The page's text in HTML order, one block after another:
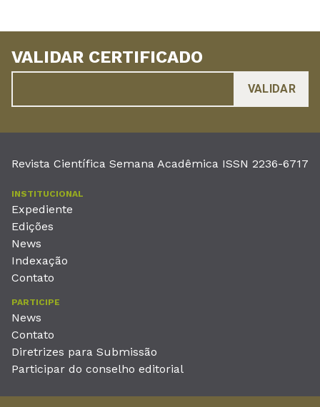
VALIDAR CERTIFICADO
Revista Científica Semana Acadêmica ISSN 2236-6717
INSTITUCIONAL
Expediente
Edições
News
Indexação
Contato
PARTICIPE
News
Contato
Diretrizes para Submissão
Participar do conselho editorial